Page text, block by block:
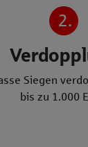
2.
Siegen
bis zu 1.000